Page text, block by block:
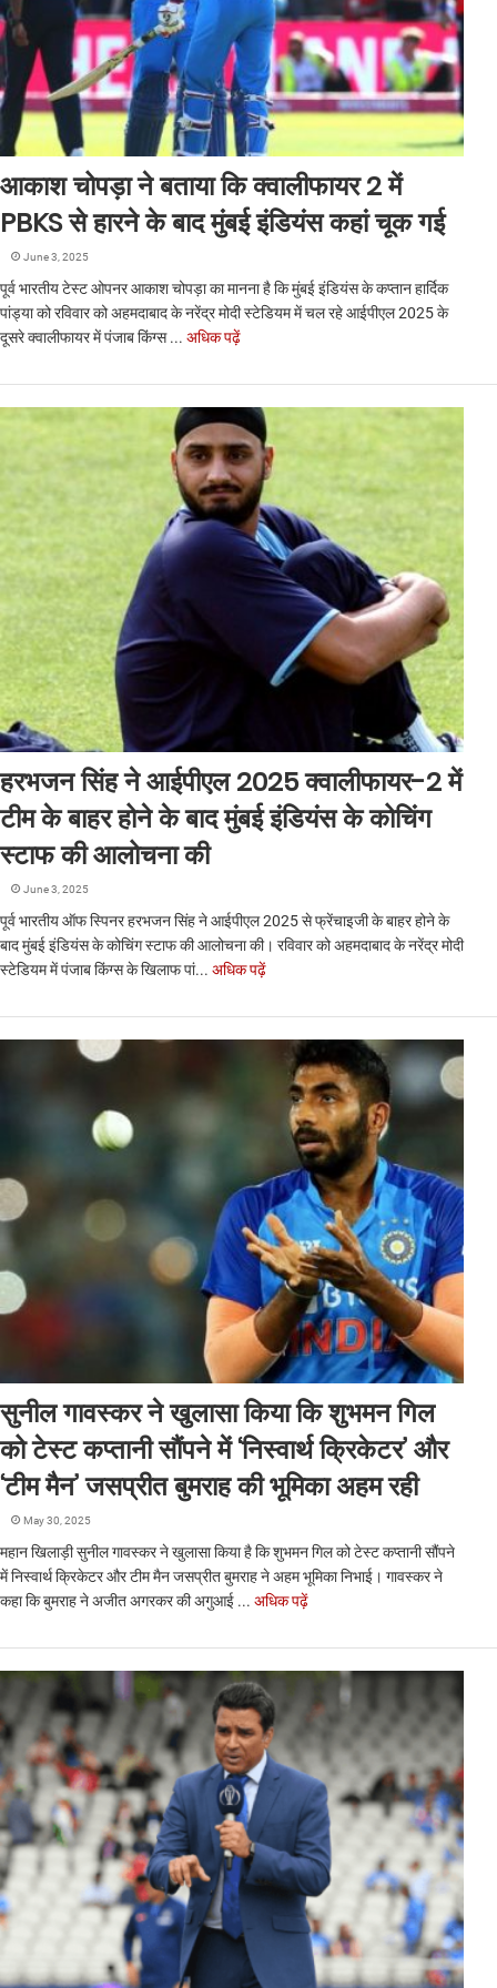
आकाश चोपड़ा ने बताया कि क्वालीफायर 2 में
PBKS से हारने के बाद मुंबई इंडियंस कहां चूक गई
June 3, 2025
पूर्व भारतीय टेस्ट ओपनर आकाश चोपड़ा का मानना ​​है कि मुंबई इंडियंस के कप्तान हार्दिक
पांड्या को रविवार को अहमदाबाद के नरेंद्र मोदी स्टेडियम में चल रहे आईपीएल 2025 के
दूसरे क्वालीफायर में पंजाब किंग्स ... अधिक पढ़ें
हरभजन सिंह ने आईपीएल 2025 क्वालीफायर-2 में
टीम के बाहर होने के बाद मुंबई इंडियंस के कोचिंग
स्टाफ की आलोचना की
June 3, 2025
पूर्व भारतीय ऑफ स्पिनर हरभजन सिंह ने आईपीएल 2025 से फ्रेंचाइजी के बाहर होने के
बाद मुंबई इंडियंस के कोचिंग स्टाफ की आलोचना की। रविवार को अहमदाबाद के नरेंद्र मोदी
स्टेडियम में पंजाब किंग्स के खिलाफ पां... अधिक पढ़ें
सुनील गावस्कर ने खुलासा किया कि शुभमन गिल
को टेस्ट कप्तानी सौंपने में ‘निस्वार्थ क्रिकेटर’ और
‘टीम मैन’ जसप्रीत बुमराह की भूमिका अहम रही
May 30, 2025
महान खिलाड़ी सुनील गावस्कर ने खुलासा किया है कि शुभमन गिल को टेस्ट कप्तानी सौंपने
में निस्वार्थ क्रिकेटर और टीम मैन जसप्रीत बुमराह ने अहम भूमिका निभाई। गावस्कर ने
कहा कि बुमराह ने अजीत अगरकर की अगुआई ... अधिक पढ़ें